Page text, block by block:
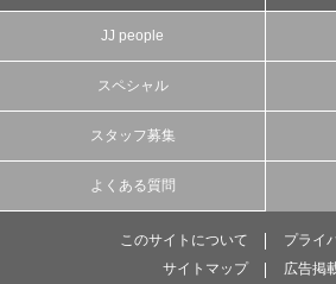
JJ people
スペシャル
スタッフ募集
よくある質問
このサイトについて
プライ
サイトマップ
広告掲